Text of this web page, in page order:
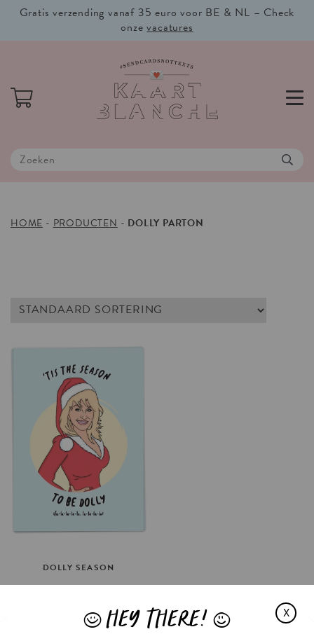
Gratis verzending vanaf 35 euro voor BE & NL – Check
onzevacatures
HOME - PRODUCTEN - DOLLY PARTON
DOLLY SEASON
€3.5
OPTIES SELECTEREN X
JHEY THERE! L